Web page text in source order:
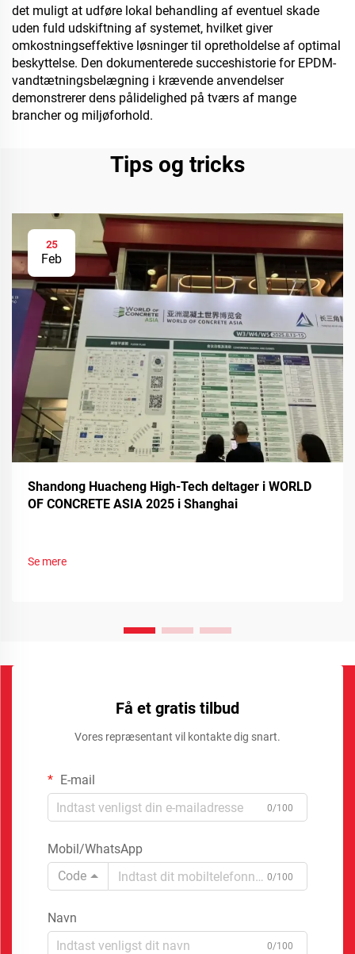
det muligt at udføre lokal behandling af eventuel skade
uden fuld udskiftning af systemet, hvilket giver
omkostningseffektive løsninger til opretholdelse af optimal
beskyttelse. Den dokumenterede succeshistorie for EPDM-
vandtætningsbelægning i krævende anvendelser
demonstrerer dens pålidelighed på tværs af mange
brancher og miljøforhold.
Tips og tricks
25
Feb
Shandong Huacheng High-Tech deltager i WORLD
OF CONCRETE ASIA 2025 i Shanghai
Se mere
Få et gratis tilbud
Vores repræsentant vil kontakte dig snart.
E-mail
0/100
Mobil/WhatsApp
Code
0/100
Navn
0/100